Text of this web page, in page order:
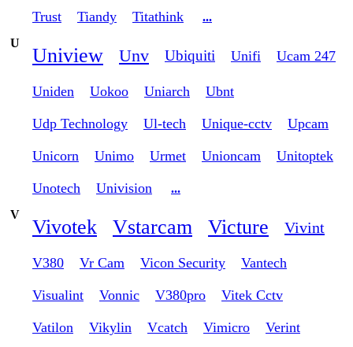
Trust Tiandy Titathink
...
U
Uniview Unv Ubiquiti Unifi Ucam 247
Uniden Uokoo Uniarch Ubnt
Udp Technology Ul-tech Unique-cctv Upcam
Unicorn Unimo Urmet Unioncam Unitoptek
Unotech Univision
...
V
Vivotek Vstarcam Victure Vivint
V380 Vr Cam Vicon Security Vantech
Visualint Vonnic V380pro Vitek Cctv
Vatilon Vikylin Vcatch Vimicro Verint